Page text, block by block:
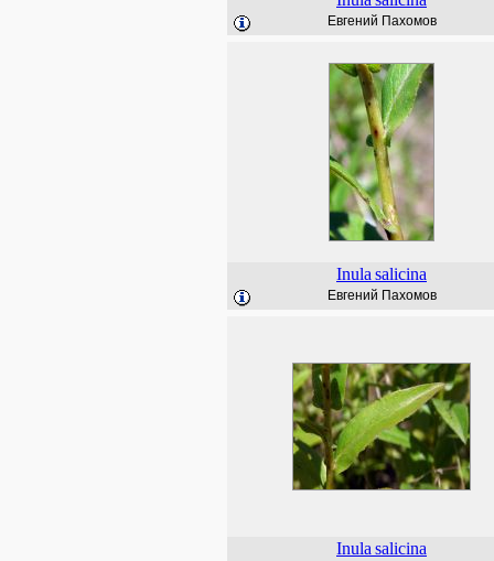
Евгений Пахомов
Inula salicina
Евгений Пахомов
Inula salicina